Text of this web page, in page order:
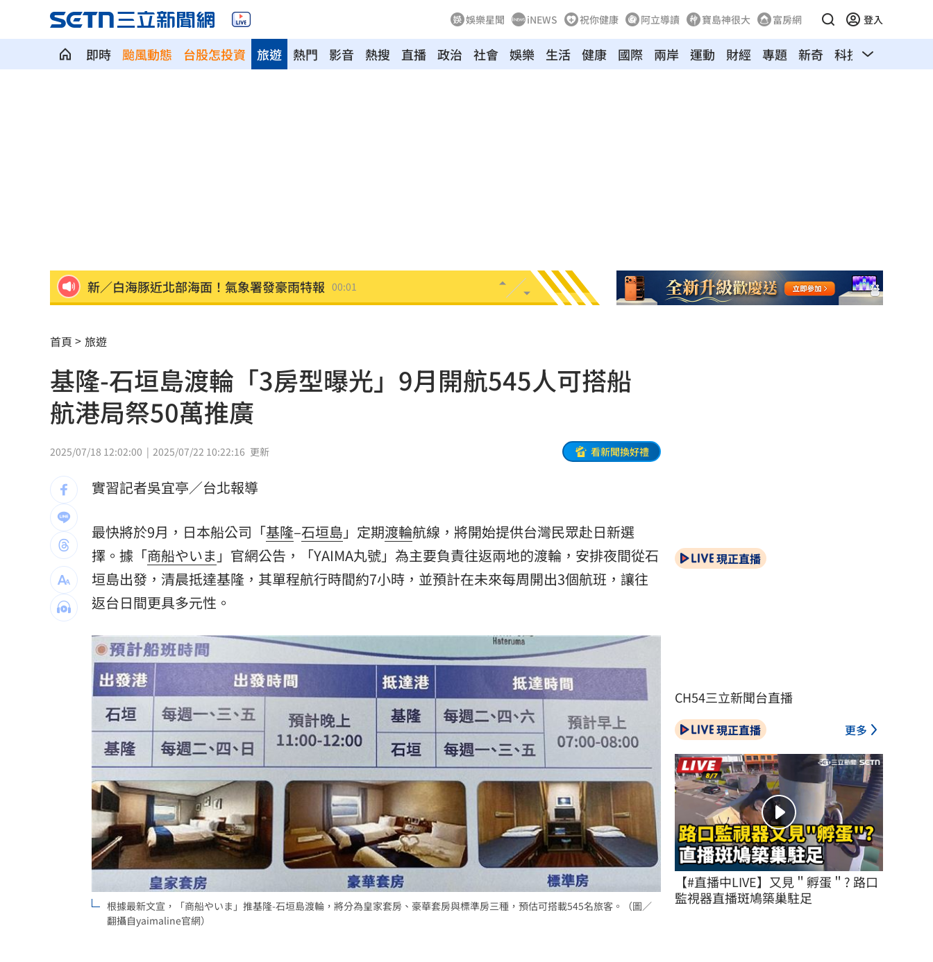
娛樂星聞 iNEWS 祝你健康 阿立導讀 寶島神很大 富房網 登入
即時 颱風動態 台股怎投資 熱門 影音 熱搜 直播 政治 社會 娛樂 生活 健康 國際 兩岸 運動 財經 專題 新奇 科技
旅遊 汽車
新／白海豚近北部海面！氣象署發豪雨特報 00:01
俄軍空襲烏克蘭首都基輔及周邊 4人喪命
費仔確定成自由球員 下一步動向引人關注 23:50
米蘭達離婚奧蘭多布魯13年！罕談前夫互動
美制裁杜拜加密幣交所！控助伊朗革命衛隊
美就業數據爆冷 這信號Fed升息警報降溫
5登山客2025年雪崩失蹤 尼泊爾尋獲遺體 23:29
喝錯傷身！營養師整理喝咖啡「7大守則」 23:27
美：東南亞詐騙園區多由中國背景組織主導
拆監獄家書見「叫別人老婆」人妻氣炸 23:22
ETF存到2千萬退休！他因1封信重回職場 23:21
社宅包租爆糾紛 房客控業者硬闖屋內趕人 23:16
馬斯克蓋地球最大晶圓廠 專家揭3大隱憂 23:09
台灣彩券開獎直播中 20:31
LIVE三立+24小時直播 15:27
三立iNEWS新聞台線上直播 18:00
台彩父親節推新刮刮樂千萬頭獎超「爸」氣 12:00
商場戰國來臨 台中「頂奢大道」逐漸成形 12:00
「拍片人的多重宇宙」職涯論壇9/12登場！
首頁 旅遊
基隆-石垣島渡輪「3房型曝光」9月開航545人可搭船
航港局祭50萬推廣
2025/07/18 12:02:00 2025/07/22 10:22:16 更新 看新聞換好禮
實習記者吳宜亭／台北報導
最快將於9月，日本船公司「基隆–石垣島 」定期渡輪航線，將開始提供台灣民眾赴日新選
擇。據「商船やいま 」官網公告，「YAIMA丸號」為主要負責往返兩地的渡輪，安排夜間從石
垣島出發，清晨抵達基隆，其單程航行時間約7小時，並預計在未來每周開出3個航班，讓往
返台日間更具多元性。
根據最新文宣，「商船やいま」推基隆-石垣島渡輪，將分為皇家套房、豪華套房與標準房三種，預估可搭載545名旅客。（圖／
翻攝自yaimaline官網）
現正直播
CH54三立新聞台直播
現正直播 更多
【#直播中LIVE】又見＂孵蛋＂? 路口
監視器直播斑鳩築巢駐足